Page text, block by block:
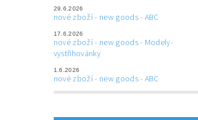
29.6.2026
nové zboží - new goods - ABC
17.6.2026
nové zboží - new goods - Modely-
vystřihovánky
1.6.2026
nové zboží - new goods - ABC